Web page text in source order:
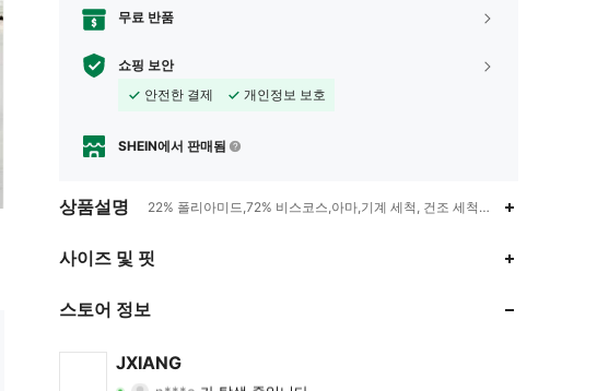
무료 반품
쇼핑 보안
안전한 결제
개인정보 보호
SHEIN에서 판매됨
상품설명 22% 폴리아미드,72% 비스코스,아마,기계 세척, 건조 세척하지 마십시오.
사이즈 및 핏
스토어 정보
JXIANG
n***o